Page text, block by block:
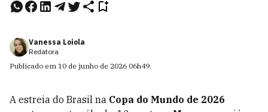
Vanessa Loiola
Redatora
Publicado em 10 de junho de 2026 06h49.
A estreia do Brasil na Copa do Mundo de 2026